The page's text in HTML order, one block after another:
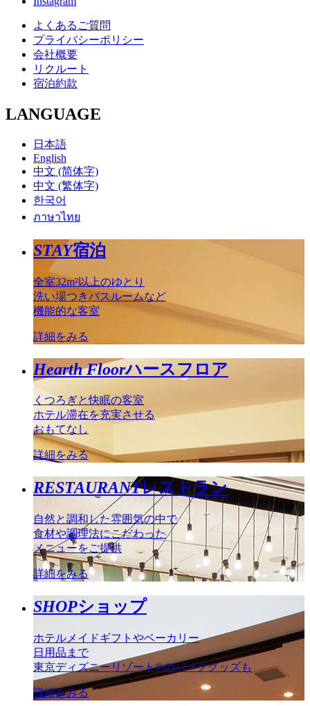
よくあるご質問
プライバシーポリシー
会社概要
リクルート
宿泊約款
LANGUAGE
日本語
English
中文 (简体字)
中文 (繁体字)
한국어
ภาษาไทย
STAY宿泊
全室32m²以上のゆとり
洗い場つきバスルームなど
機能的な客室
詳細をみる
Hearth Floorハースフロア
くつろぎと快眠の客室
ホテル滞在を充実させる
おもてなし
詳細をみる
RESTAURANTレストラン
自然と調和した雰囲気の中で
食材や調理法にこだわった
メニューをご提供
詳細をみる
SHOPショップ
ホテルメイドギフトやベーカリー
日用品まで
東京ディズニーリゾート®のパークグッズも
詳細をみる